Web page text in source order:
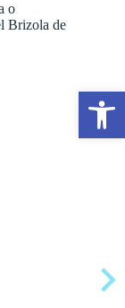
Abrir a barra de ferramentas
o
Brizola de